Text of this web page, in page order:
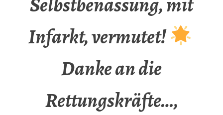
Infarkt, vermutet!
Danke an die
Rettungskräfte…,